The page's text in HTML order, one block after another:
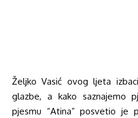
Željko Vasić ovog ljeta
glazbe, a kako saznajemo
pjesmu “Atina” posvetio je